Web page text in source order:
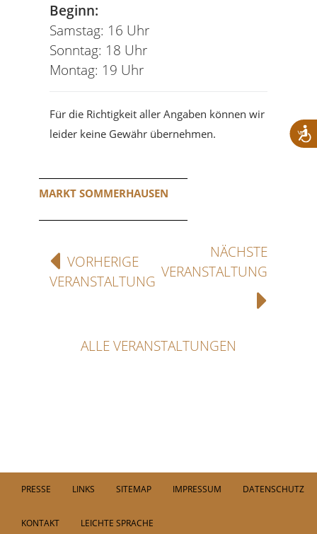
Beginn:
Samstag: 16 Uhr
Sonntag: 18 Uhr
Montag: 19 Uhr
Für die Richtigkeit aller Angaben können wir
leider keine Gewähr übernehmen.
MARKT SOMMERHAUSEN
VORHERIGE
VERANSTALTUNG
NÄCHSTE
VERANSTALTUNG
ALLE VERANSTALTUNGEN
PRESSE LINKS SITEMAP IMPRESSUM DATENSCHUTZ
KONTAKT LEICHTE SPRACHE